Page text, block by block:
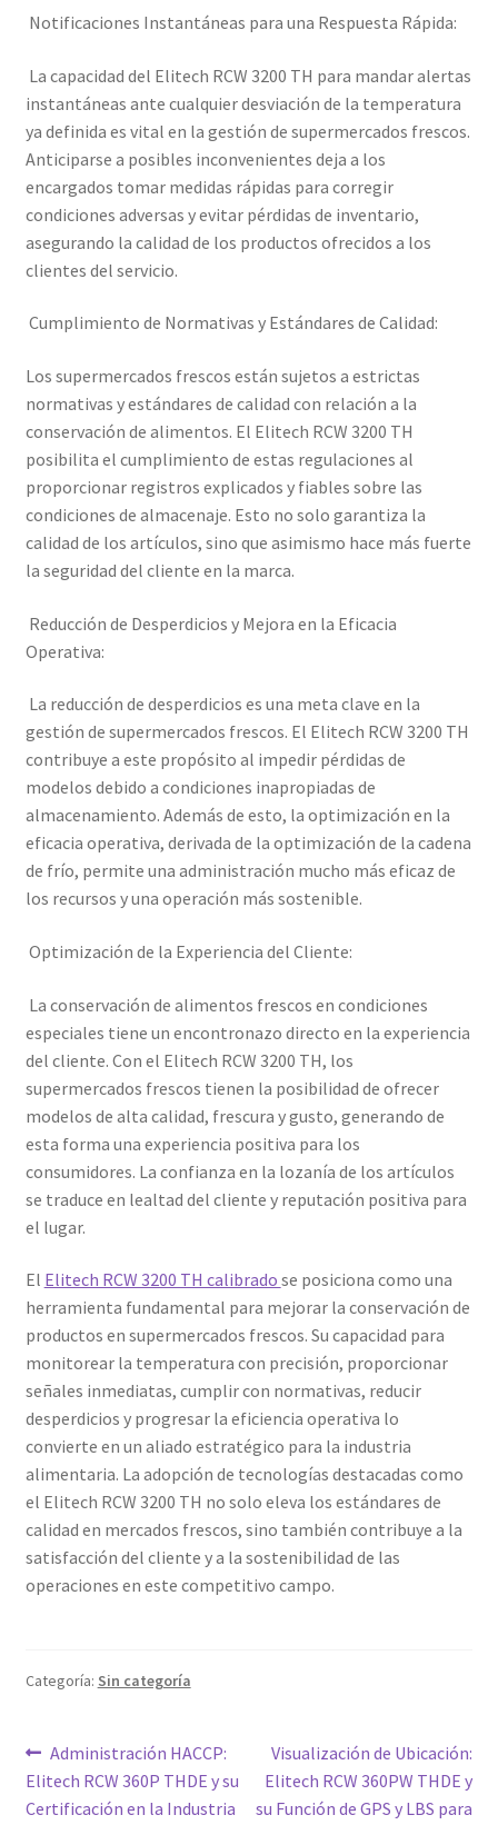
Notificaciones Instantáneas para una Respuesta Rápida:
La capacidad del Elitech RCW 3200 TH para mandar alertas
instantáneas ante cualquier desviación de la temperatura
ya definida es vital en la gestión de supermercados frescos.
Anticiparse a posibles inconvenientes deja a los
encargados tomar medidas rápidas para corregir
condiciones adversas y evitar pérdidas de inventario,
asegurando la calidad de los productos ofrecidos a los
clientes del servicio.
Cumplimiento de Normativas y Estándares de Calidad:
Los supermercados frescos están sujetos a estrictas
normativas y estándares de calidad con relación a la
conservación de alimentos. El Elitech RCW 3200 TH
posibilita el cumplimiento de estas regulaciones al
proporcionar registros explicados y fiables sobre las
condiciones de almacenaje. Esto no solo garantiza la
calidad de los artículos, sino que asimismo hace más fuerte
la seguridad del cliente en la marca.
Reducción de Desperdicios y Mejora en la Eficacia
Operativa:
La reducción de desperdicios es una meta clave en la
gestión de supermercados frescos. El Elitech RCW 3200 TH
contribuye a este propósito al impedir pérdidas de
modelos debido a condiciones inapropiadas de
almacenamiento. Además de esto, la optimización en la
eficacia operativa, derivada de la optimización de la cadena
de frío, permite una administración mucho más eficaz de
los recursos y una operación más sostenible.
Optimización de la Experiencia del Cliente:
La conservación de alimentos frescos en condiciones
especiales tiene un encontronazo directo en la experiencia
del cliente. Con el Elitech RCW 3200 TH, los
supermercados frescos tienen la posibilidad de ofrecer
modelos de alta calidad, frescura y gusto, generando de
esta forma una experiencia positiva para los
consumidores. La confianza en la lozanía de los artículos
se traduce en lealtad del cliente y reputación positiva para
el lugar.
El Elitech RCW 3200 TH calibrado se posiciona como una
herramienta fundamental para mejorar la conservación de
productos en supermercados frescos. Su capacidad para
monitorear la temperatura con precisión, proporcionar
señales inmediatas, cumplir con normativas, reducir
desperdicios y progresar la eficiencia operativa lo
convierte en un aliado estratégico para la industria
alimentaria. La adopción de tecnologías destacadas como
el Elitech RCW 3200 TH no solo eleva los estándares de
calidad en mercados frescos, sino también contribuye a la
satisfacción del cliente y a la sostenibilidad de las
operaciones en este competitivo campo.
Categoría: Sin categoría
Navegación
de
Entrada
anterior:
Administración HACCP:
Elitech RCW 360P THDE y su
Certificación en la Industria
Siguiente
entrada:
Visualización de Ubicación:
Elitech RCW 360PW THDE y
su Función de GPS y LBS para